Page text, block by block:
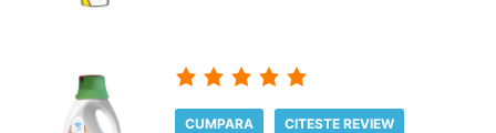
CUMPARA CITESTE REVIEW